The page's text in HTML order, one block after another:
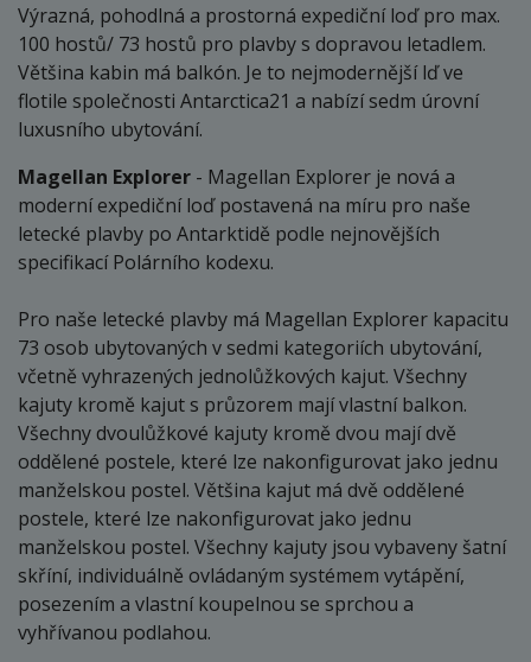
08.02. - 15.02.27
pondělí - pondělí
411 000 Kč
cena za 8 dní (7 nocí)
objednej
20.02. - 27.02.27
sobota - sobota
411 000 Kč
objednej
25.02. - 04.03.27
čtvrtek - čtvrtek
411 000 Kč
cena za 8 dní (7 nocí)
objednej
březen 2027
02.03. - 09.03.27
úterý - úterý
Výrazná, pohodlná a prostorná expediční loď pro max.
100 hostů/ 73 hostů pro plavby s dopravou letadlem.
Většina kabin má balkón. Je to nejmodernější lď ve
flotile společnosti Antarctica21 a nabízí sedm úrovní
luxusního ubytování.
Magellan Explorer - Magellan Explorer je nová a
moderní expediční loď postavená na míru pro naše
letecké plavby po Antarktidě podle nejnovějších
specifikací Polárního kodexu.
Pro naše letecké plavby má Magellan Explorer kapacitu
73 osob ubytovaných v sedmi kategoriích ubytování,
včetně vyhrazených jednolůžkových kajut. Všechny
kajuty kromě kajut s průzorem mají vlastní balkon.
Všechny dvoulůžkové kajuty kromě dvou mají dvě
oddělené postele, které lze nakonfigurovat jako jednu
manželskou postel. Většina kajut má dvě oddělené
postele, které lze nakonfigurovat jako jednu
manželskou postel. Všechny kajuty jsou vybaveny šatní
skříní, individuálně ovládaným systémem vytápění,
posezením a vlastní koupelnou se sprchou a
vyhřívanou podlahou.